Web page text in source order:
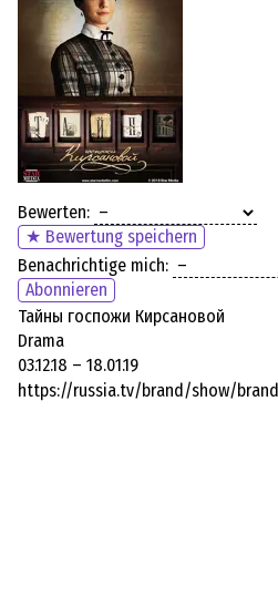
Bewerten:
★ Bewertung speichern
Benachrichtige mich:
Abonnieren
Тайны госпожи Кирсановой
Drama
03.12.18 – 18.01.19
https://russia.tv/brand/show/